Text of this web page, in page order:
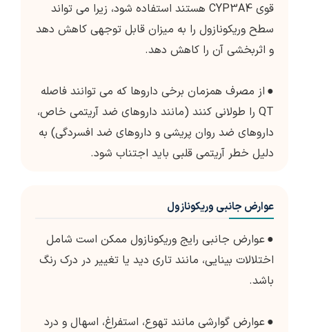
قوی CYP3A4 هستند استفاده شود، زیرا می تواند
سطح وریکونازول را به میزان قابل توجهی کاهش دهد
و اثربخشی آن را کاهش دهد.
● از مصرف همزمان برخی داروها که می توانند فاصله
QT را طولانی کنند (مانند داروهای ضد آریتمی خاص،
داروهای ضد روان پریشی و داروهای ضد افسردگی) به
دلیل خطر آریتمی قلبی باید اجتناب شود.
عوارض جانبی وریکونازول
●عوارض جانبی رایج وریکونازول ممکن است شامل
اختلالات بینایی، مانند تاری دید یا تغییر در درک رنگ
باشد.
●عوارض گوارشی مانند تهوع، استفراغ، اسهال و درد